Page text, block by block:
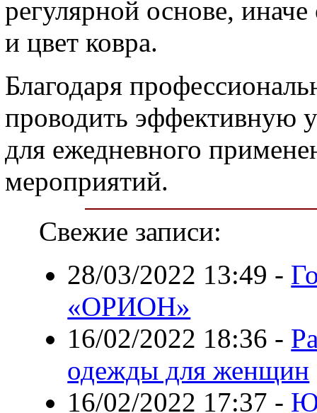
регулярной основе,
и цвет ковра.
Благодаря
проводить эффективную
для ежедневного
мероприятий.
Свежие записи:
28/03/2022 13:49 -
«ОРИОН»
16/02/2022 18:36 -
одежды для женщин
16/02/2022 17:37 -